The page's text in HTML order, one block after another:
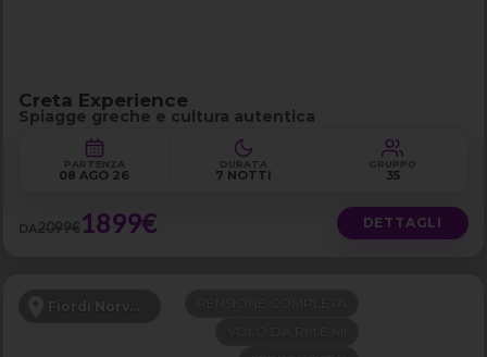
Creta Experience
Spiagge greche e cultura autentica
PARTENZA
08 AGO 26
DURATA
7 NOTTI
GRUPPO
35
DA2099€1899€ DETTAGLI
Fiordi Norvegesi